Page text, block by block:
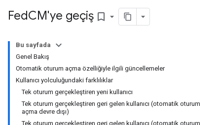
FedCM'ye geçiş bookmark_border
Bu sayfada
Genel Bakış
Otomatik oturum açma özelliğiyle ilgili güncellemeler
Kullanıcı yolculuğundaki farklılıklar
Tek oturum gerçekleştiren yeni kullanıcı
Tek oturum gerçekleştiren geri gelen kullanıcı (otomatik oturum
açma devre dışı)
Tek oturum gerçekleştiren geri gelen kullanıcı (otomatik oturum